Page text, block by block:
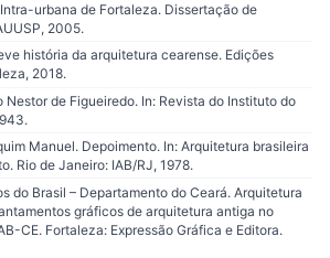
urbana de Fortaleza. Dissertação de
2005.
história da arquitetura cearense. Edições
2018.
Nestor de Figueiredo. In: Revista do Instituto do
Manuel. Depoimento. In: Arquitetura brasileira
Rio de Janeiro: IAB/RJ, 1978.
do Brasil – Departamento do Ceará. Arquitetura
gráficos de arquitetura antiga no
CE. Fortaleza: Expressão Gráfica e Editora.